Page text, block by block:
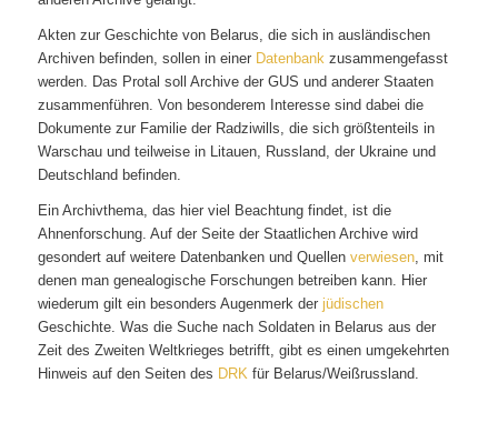
Akten zur Geschichte von Belarus, die sich in ausländischen
Archiven befinden, sollen in einer Datenbankzusammengefasst
werden. Das Protal soll Archive der GUS und anderer Staaten
zusammenführen. Von besonderem Interesse sind dabei die
Dokumente zur Familie der Radziwills, die sich größtenteils in
Warschau und teilweise in Litauen, Russland, der Ukraine und
Deutschland befinden.
Ein Archivthema, das hier viel Beachtung findet, ist die
Ahnenforschung. Auf der Seite der Staatlichen Archive wird
gesondert auf weitere Datenbanken und Quellen verwiesen, mit
denen man genealogische Forschungen betreiben kann. Hier
wiederum gilt ein besonders Augenmerk der jüdischen
Geschichte. Was die Suche nach Soldaten in Belarus aus der
Zeit des Zweiten Weltkrieges betrifft, gibt es einen umgekehrten
Hinweis auf den Seiten des DRK für Belarus/Weißrussland.